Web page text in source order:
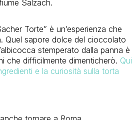
Salzach.
Torte” è un’esperienza che
Quel sapore dolce del cioccolato
stemperato dalla panna è
che difficilmente dimenticherò. Qui
e la curiosità sulla torta